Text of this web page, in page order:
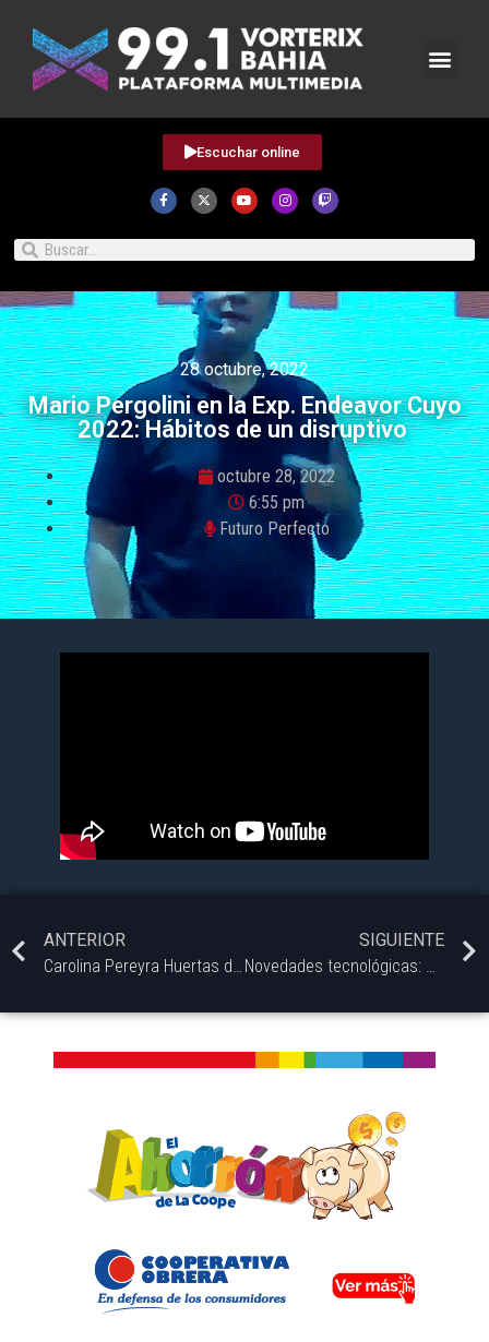
Escuchar online
28 octubre, 2022
Mario Pergolini en la Exp. Endeavor Cuyo
2022: Hábitos de un disruptivo
octubre 28, 2022
6:55 pm
Futuro Perfecto
ANTERIOR
SIGUIENTE